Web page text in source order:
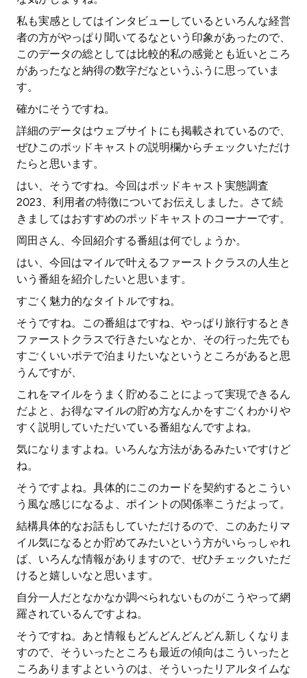
私も実感としてはインタビューしているといろんな経営
者の方がやっぱり聞いてるなという印象があったので、
このデータの総としては比較的私の感覚とも近いところ
があったなと納得の数字だなというふうに思っていま
す。
確かにそうですね。
詳細のデータはウェブサイトにも掲載されているので、
ぜひこのポッドキャストの説明欄からチェックいただけ
たらと思います。
はい、そうですね。今回はポッドキャスト実態調査
2023、利用者の特徴についてお伝えしました。さて続
きましてはおすすめのポッドキャストのコーナーです。
岡田さん、今回紹介する番組は何でしょうか。
はい、今回はマイルで叶えるファーストクラスの人生と
いう番組を紹介したいと思います。
すごく魅力的なタイトルですね。
そうですね。この番組はですね、やっぱり旅行するとき
ファーストクラスで行きたいなとか、その行った先でも
すごくいいポテで泊まりたいなというところがあると思
うんですが、
これをマイルをうまく貯めることによって実現できるん
だよと、お得なマイルの貯め方なんかをすごくわかりや
すく説明していただいている番組なんですよね。
気になりますよね。いろんな方法があるみたいですけど
ね。
そうですよね。具体的にこのカードを契約するとこうい
う風な感じになるよ、ポイントの関係率こうだよって。
結構具体的なお話もしていただけるので、このあたりマ
イル気になるとか貯めてみたいという方がいらっしゃれ
ば、いろんな情報がありますので、ぜひチェックいただ
けると嬉しいなと思います。
自分一人だとなかなか調べられないものがこうやって網
羅されているんですよね。
そうですね。あと情報もどんどんどんどん新しくなりま
すので、そういったところも最近の傾向はこういったと
ころありますよというのは、そういったリアルタイムな